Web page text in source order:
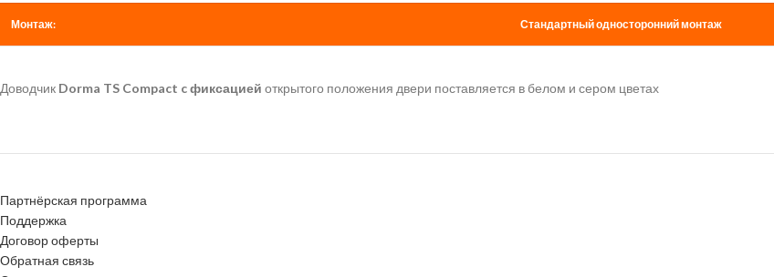
Монтаж: Стандартный односторонний монтаж
Доводчик Dorma TS Compact c фиксацией открытого положения двери поставляется в белом и сером цветах
Партнёрская программа
Поддержка
Договор оферты
Обратная связь